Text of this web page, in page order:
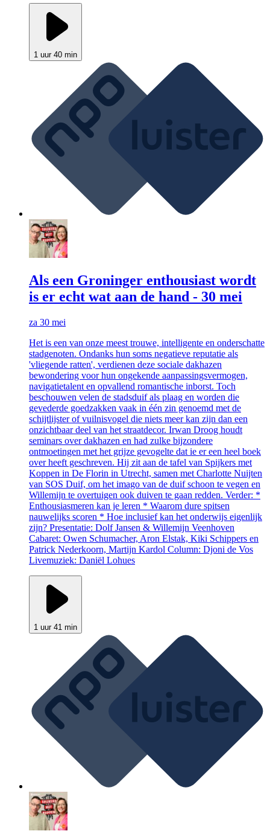
1 uur 40 min
Als een Groninger enthousiast wordt
is er echt wat aan de hand - 30 mei
za 30 mei
Het is een van onze meest trouwe, intelligente en onderschatte
stadgenoten. Ondanks hun soms negatieve reputatie als
'vliegende ratten', verdienen deze sociale dakhazen
bewondering voor hun ongekende aanpassingsvermogen,
navigatietalent en opvallend romantische inborst. Toch
beschouwen velen de stadsduif als plaag en worden die
gevederde goedzakken vaak in één zin genoemd met de
schijtlijster of vuilnisvogel die niets meer kan zijn dan een
onzichtbaar deel van het straatdecor. Irwan Droog houdt
seminars over dakhazen en had zulke bijzondere
ontmoetingen met het grijze gevogelte dat ie er een heel boek
over heeft geschreven. Hij zit aan de tafel van Spijkers met
Koppen in De Florin in Utrecht, samen met Charlotte Nuijten
van SOS Duif, om het imago van de duif schoon te vegen en
Willemijn te overtuigen ook duiven te gaan redden. Verder: *
Enthousiasmeren kan je leren * Waarom dure spitsen
nauwelijks scoren * Hoe inclusief kan het onderwijs eigenlijk
zijn? Presentatie: Dolf Jansen & Willemijn Veenhoven
Cabaret: Owen Schumacher, Aron Elstak, Kiki Schippers en
Patrick Nederkoorn, Martijn Kardol Column: Djoni de Vos
Livemuziek: Daniël Lohues
1 uur 41 min